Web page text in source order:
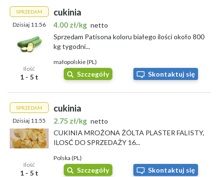
SPRZEDAM
Dzisiaj 11:56
Ilość
1 - 5 t
cukinia
4.00 zł/kg netto
Sprzedam Patisona koloru białego ilości około 800
kg tygodni...
małopolskie (PL)
Szczegóły Skontaktuj się
SPRZEDAM
Dzisiaj 11:55
Ilość
1 - 5 t
cukinia
2.75 zł/kg netto
CUKINIA MROŻONA ŻÓLTA PLASTER FALISTY,
ILOSĆ DO SPRZEDAŻY 16...
Polska (PL)
Szczegóły Skontaktuj się